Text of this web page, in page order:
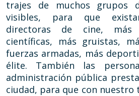
trajes de muchos grupos
visibles, para que
directoras de cine, más
científicas, más gruistas,
fuerzas armadas, más
élite. También las
administración pública
ciudad, para que con nuestro